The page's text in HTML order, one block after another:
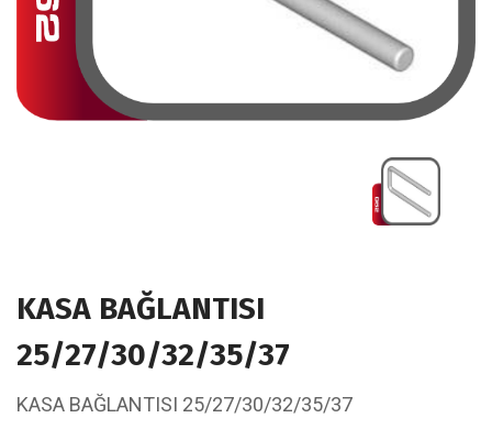
KASA BAĞLANTISI
25/27/30/32/35/37
KASA BAĞLANTISI 25/27/30/32/35/37